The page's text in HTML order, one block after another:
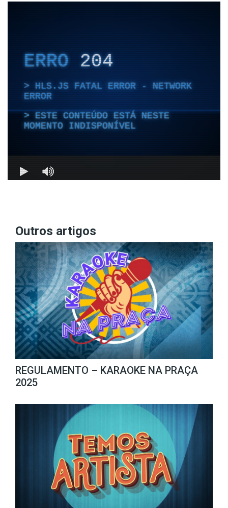
Outros artigos
REGULAMENTO – KARAOKE NA PRAÇA
2025